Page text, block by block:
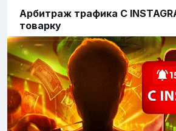
Арбитраж трафика С
товарку